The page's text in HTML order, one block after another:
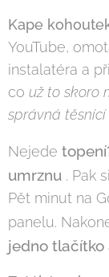
Kape
YouTube,
instalatéra a
co už to skoro
správná
Nejede
umrznu . Pak
Pět minut na
panelu.
jedno tlačítko